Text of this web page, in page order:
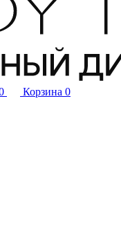
Корзина 0